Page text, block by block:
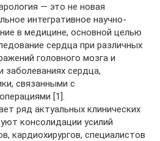
— это не новая
интегративное научно-
в медицине, основной целью
сердца при различных
головного мозга и
заболеваниях сердца,
связанными с
[1].
ряд актуальных клинических
консолидации усилий
кардиохирургов, специалистов